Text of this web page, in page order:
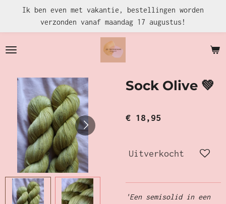
naar
de
Ik ben even met vakantie, bestellingen worden
verzonden vanaf maandag 17 augustus!
Sock Olive 💚
€ 18,95
Uitverkocht
'Een semisolid in een